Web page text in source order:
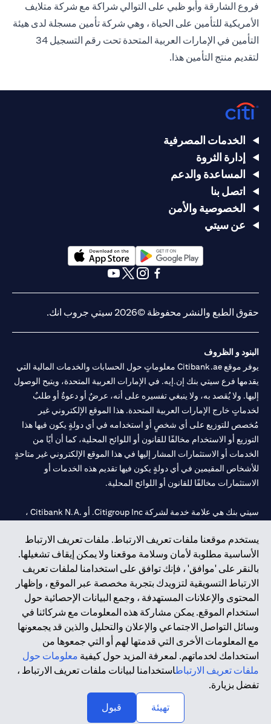
فروع الشارقة وأبو ظبي على التوالي شراكة مع شركة متلايف
الأمريكية للتأمين على الحياة ، وهي شركة تأمين مسجلة لدى هيئة
التأمين في الإمارات العربية المتحدة تحت رقم التسجيل 34
لتقديم منتج التأمين هذا.
يستخدم موقعنا ملفات تعريف الارتباط. ملفات تعريف الارتباط
الأساسية مطلوبة لأمان وسلامة موقعنا ولا يمكن إيقاف تشغيلها.
بالنقر على 'موافق' ، فإنك توافق على استخدامنا لملفات تعريف
الارتباط التسويقية لتزويدك بتجربة مخصصة عبر الموقع ، وإظهار
المحتوى والإعلانات المستهدفة ، وجمع البيانات الإحصائية حول
استخدام الموقع. يمكن مشاركة هذه المعلومات مع شركائنا في
وسائل التواصل الاجتماعي والإعلان والتحليل والذين قد يجمعونها
مع المعلومات الأخرى التي قدمتها لهم أو التي جمعوها من
استخدامك لخدماتهم. لمعرفة المزيد حول كيفية معلومات حول
ملفات تعريف الارتباطاستخدامنا لبيانات ملفات تعريف الارتباط ،
تفضل بزيارة.
تهيئة
قبول
الخدمات المصرفية
إدارة الثروة
المساعدة والدعم
اتصل بنا
الخصوصية والأمن
عن سيتي
(opens in a new tab)
حقوق الطبع والنشر محفوظة ©2026 سيتي جروب انك.
البنود و الظروف
يوفر موقع Citibank.ae معلوماتٍ حول الحسابات والخدمات المالية التي
يقدمها فرع سيتي بنك إن.إيه. في الإمارات العربية المتحدة، ويتيح الوصول
إليها. ولا يُقصد به، ولا ينبغي تفسيره على أنه، عرضٌ أو دعوةٌ أو طلبٌ
لخدماتٍ خارج الإمارات العربية المتحدة. هذا الموقع الإلكتروني غير
مُخصص للتوزيع على أي شخصٍ أو استخدامه في أي دولةٍ يكون فيها هذا
التوزيع أو الاستخدام مخالفًا للقانون أو اللوائح المحلية، كما أن أيًا من
الخدمات أو الاستثمارات المشار إليها في هذا الموقع الإلكتروني غير متاحةٍ
للأشخاص المقيمين في أي دولةٍ يكون فيها تقديم هذه الخدمات أو
الاستثمارات مخالفًا للقانون أو اللوائح المحلية.
سيتي بنك هي علامة خدمة لشركة Citigroup Inc. أو .Citibank N.A ،
سيتي بنك إن. إيه. الإمارات مسجل لدى مصرف الإمارات المركزي تحت
أرقام التراخيص 202563 لفرع الوصل في دبي، 531989 لفرع مول
الإمارات في دبي، وCN-1002019لفرع أبوظبي. هاتف: 4000 311 04.
فرع سيتي بنك إن إيه - الإمارات العربية المتحدة مرخص من مصرف
الإمارات العربية المتحدة المركزي كفرع لبنك أجنبي.
سيتي بنك إن إيه الإمارات العربية المتحدة مرخص من هيئة الأوراق المالية
والسلع في الإمارات العربية المتحدة ("SCA") للقيام بالنشاط المالي لـ أ)
الاستشارات المالية والتعريف والترويج بموجب ترخيص رقم
20200000097 ب) وسيط تداول في الأسواق الدولية بموجب ترخيص
حقوق الطبع والنشر محفوظة ©2026 سيتي جروب انك.